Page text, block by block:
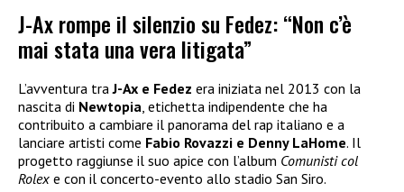
J-Ax rompe il silenzio su Fedez: “Non c’è
mai stata una vera litigata”
L’avventura traJ-Ax e Fedez era iniziata nel 2013 con la
nascita di Newtopia, etichetta indipendente che ha
contribuito a cambiare il panorama del rap italiano e a
lanciare artisti come Fabio Rovazzi e Denny LaHome. Il
progetto raggiunse il suo apice con l’album Comunisti col
Rolex e con il concerto-evento allo stadio San Siro.